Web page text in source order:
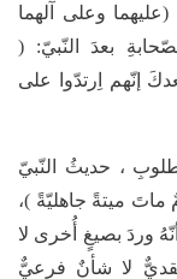
وعلى آلهما
بعدَ النّبيّ: (
إنّهم اِرتدّوا على
، حديثُ النّبيّ
ميتةً جاهليّةً )،
وردَ بصيغٍ أُخرى لا
لا شأنٌ فرعيٌّ